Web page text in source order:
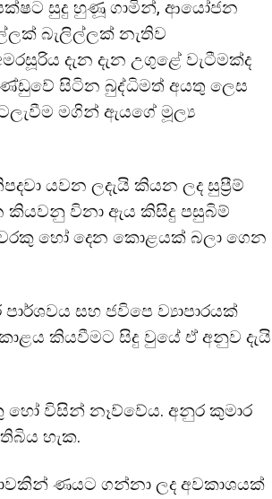
සුදු හුණූ ගාමින්, ආයෝජන
බැලිල්ලක් නැතිව
දැන දැන උගුළේ වැටීමක්ද
සිටින බුද්ධිමත් අයතු ලෙස
මගින් ඇයගේ මූල්‍ය
යවන ලදැයි කියන ලද සුප්‍රීම්
කියවනු විනා ඇය කිසිදු පසුබිම්
හෝ දෙන කොළයක් බලා ගෙන
සහ ජවිපෙ ව්‍යාපාරයක්
කියවීමට සිදු වුයේ ඒ අනුව දැයි
විසින් නෑව්වේය. අනුර කුමාර
හැක.
ණයට ගන්නා ලද අවකාශයක්